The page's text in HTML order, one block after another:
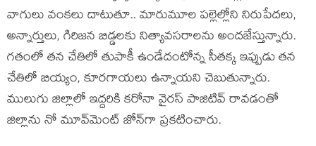
వాగులు వంకలు దాటుతూ.. మారుమూల పల్లెల్లోని నిరుపేదలు,
అన్నార్తులు, గిరిజన బిడ్డలకు నిత్యావసరాలను అందజేస్తున్నారు.
గతంలో తన చేతిలో తుపాకీ ఉండేదంటోన్న సీతక్క ఇప్పుడు తన
చేతిలో బియ్యం, కూరగాయలు ఉన్నాయని చెబుతున్నారు.
ములుగు జిల్లాలో ఇద్దరికి కరోనా వైరస్ పాజిటివ్ రావడంతో
జిల్లాను నో మూవ్‌మెంట్ జోన్‌గా ప్రకటించారు.